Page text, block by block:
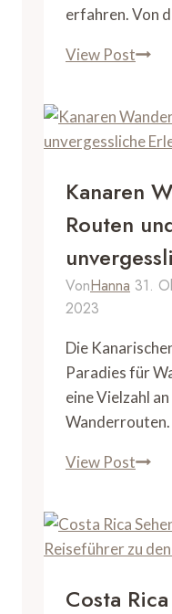
erfahren. Von
View Post
Top-
Kanaren
Routen
VonHanna 31.
2023
Die
Paradies für
eine Vielzahl
View Post
und
für
Costa Rica